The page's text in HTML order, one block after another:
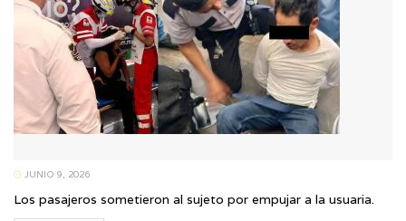
JUNIO 9, 2026
Los pasajeros sometieron al sujeto por empujar a la usuaria.